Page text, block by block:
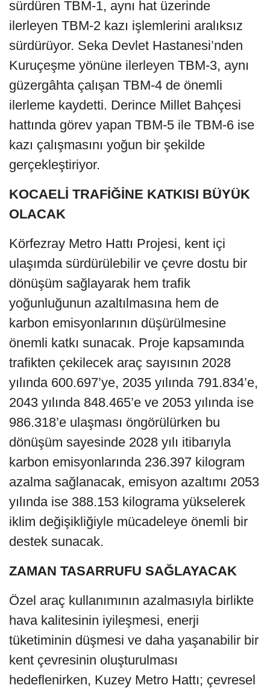
sürdüren TBM-1, aynı hat üzerinde
ilerleyen TBM-2 kazı işlemlerini aralıksız
sürdürüyor. Seka Devlet Hastanesi’nden
Kuruçeşme yönüne ilerleyen TBM-3, aynı
güzergâhta çalışan TBM-4 de önemli
ilerleme kaydetti. Derince Millet Bahçesi
hattında görev yapan TBM-5 ile TBM-6 ise
kazı çalışmasını yoğun bir şekilde
gerçekleştiriyor.
KOCAELİ TRAFİĞİNE KATKISI BÜYÜK
OLACAK
Körfezray Metro Hattı Projesi, kent içi
ulaşımda sürdürülebilir ve çevre dostu bir
dönüşüm sağlayarak hem trafik
yoğunluğunun azaltılmasına hem de
karbon emisyonlarının düşürülmesine
önemli katkı sunacak. Proje kapsamında
trafikten çekilecek araç sayısının 2028
yılında 600.697’ye, 2035 yılında 791.834’e,
2043 yılında 848.465’e ve 2053 yılında ise
986.318’e ulaşması öngörülürken bu
dönüşüm sayesinde 2028 yılı itibarıyla
karbon emisyonlarında 236.397 kilogram
azalma sağlanacak, emisyon azaltımı 2053
yılında ise 388.153 kilograma yükselerek
iklim değişikliğiyle mücadeleye önemli bir
destek sunacak.
ZAMAN TASARRUFU SAĞLAYACAK
Özel araç kullanımının azalmasıyla birlikte
hava kalitesinin iyileşmesi, enerji
tüketiminin düşmesi ve daha yaşanabilir bir
kent çevresinin oluşturulması
hedeflenirken, Kuzey Metro Hattı; çevresel